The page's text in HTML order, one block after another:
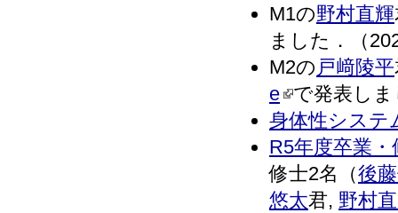
M1の野村直輝
ました．（
M2の 戸﨑陵平
e
で発表し
身体性システ
R5年度卒業
修士2名（後
悠太君, 野村